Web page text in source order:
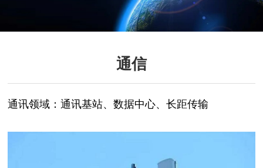
通信
通讯领域：通讯基站、数据中心、长距传输